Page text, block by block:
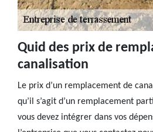
Quid des prix de
canalisation
Le prix d’un remplacement de
qu’il s’agit d’un remplacement
vous devez intégrer dans vos